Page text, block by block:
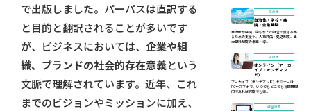
で出版しました。パーパスは直訳する
と目的と翻訳されることが多いです
が、ビジネスにおいては、 企業や組
織、ブランドの社会的存在意義という
文脈で理解されています。近年、これ
までのビジョンやミッションに加え、
その他
自治体・学校・病
院・金融機関
自治体や病院、学校などの経営の質を高め
るための支援や、人事評価・処遇制度、能
力開発制度の構築・導...
その他
オンライン（アーカ
イブ・オンデマン
ド）
アーカイブ（オンデマンド）セミナーは、
PCやスマホで、いつでもどこでも視聴期間
内であれば何度でも繰...
経営課題